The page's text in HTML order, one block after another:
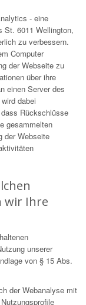
- eine
St. 6011 Wellington,
zu verbessern.
Computer
der Webseite zu
über ihre
einen Server des
dabei
Rückschlüsse
gesammelten
der Webseite
wir Ihre
unserer
von § 15 Abs.
der Webanalyse mit